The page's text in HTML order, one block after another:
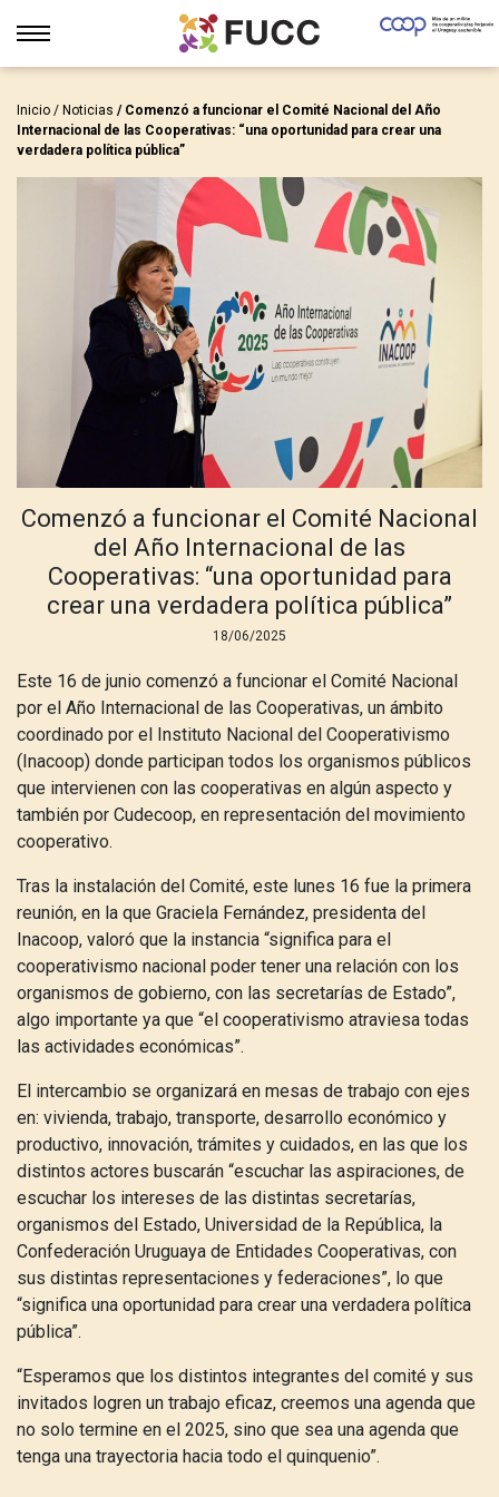
Inicio / Noticias / Comenzó a funcionar el Comité Nacional del Año
Internacional de las Cooperativas: “una oportunidad para crear una
verdadera política pública”
Comenzó a funcionar el Comité Nacional
del Año Internacional de las
Cooperativas: “una oportunidad para
crear una verdadera política pública”
18/06/2025
Este 16 de junio comenzó a funcionar el Comité Nacional
por el Año Internacional de las Cooperativas, un ámbito
coordinado por el Instituto Nacional del Cooperativismo
(Inacoop) donde participan todos los organismos públicos
que intervienen con las cooperativas en algún aspecto y
también por Cudecoop, en representación del movimiento
cooperativo.
Tras la instalación del Comité, este lunes 16 fue la primera
reunión, en la que Graciela Fernández, presidenta del
Inacoop, valoró que la instancia “significa para el
cooperativismo nacional poder tener una relación con los
organismos de gobierno, con las secretarías de Estado”,
algo importante ya que “el cooperativismo atraviesa todas
las actividades económicas”.
El intercambio se organizará en mesas de trabajo con ejes
en: vivienda, trabajo, transporte, desarrollo económico y
productivo, innovación, trámites y cuidados, en las que los
distintos actores buscarán “escuchar las aspiraciones, de
escuchar los intereses de las distintas secretarías,
organismos del Estado, Universidad de la República, la
Confederación Uruguaya de Entidades Cooperativas, con
sus distintas representaciones y federaciones”, lo que
“significa una oportunidad para crear una verdadera política
pública”.
“Esperamos que los distintos integrantes del comité y sus
invitados logren un trabajo eficaz, creemos una agenda que
no solo termine en el 2025, sino que sea una agenda que
tenga una trayectoria hacia todo el quinquenio”.